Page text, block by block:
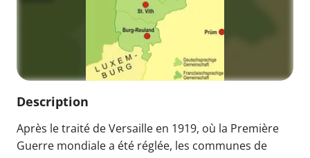
Description
Après le traité de Versaille en 1919, où la Première
Guerre mondiale a été réglée, les communes de